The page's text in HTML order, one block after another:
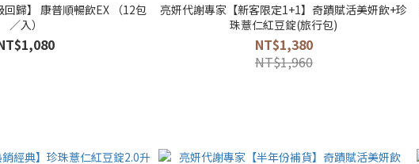
歸】 康普順暢飲EX （12包
／入）
亮妍代謝專家【新客限定1+1】奇蹟賦活美妍飲+珍
珠薏仁紅豆錠(旅行包)
NT$1,380
NT$1,960